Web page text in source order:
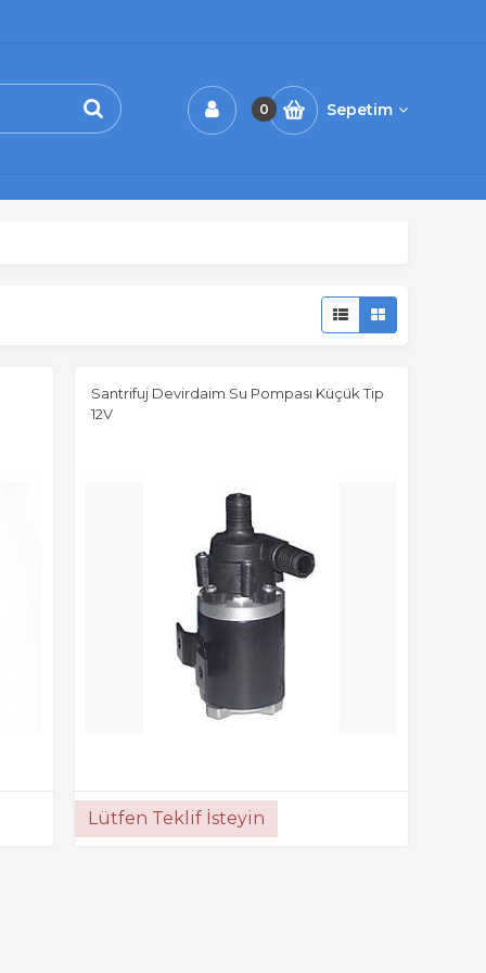
0 Sepetim
Santrifuj Devirdaim Su Pompası Küçük Tip
12V
Lütfen Teklif İsteyin